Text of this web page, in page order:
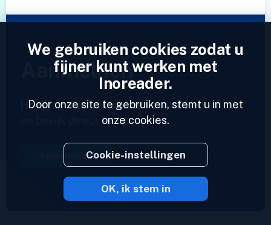
Aanmelden
Heeft u al een account?Voer een profiel in
en bekijk direct uw feeds.
Aanmelden
2023 © Inoreader
We gebruiken cookies zodat u
fijner kunt werken met
Inoreader.
Door onze site te gebruiken, stemt u in met
onze cookies.
Cookie-instellingen
OK, ik stem in